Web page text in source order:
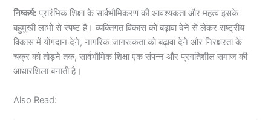
निष्कर्ष: प्रारंभिक शिक्षा के सार्वभौमिकरण की आवश्यकता और महत्व इसके
बहुमुखी लाभों से स्पष्ट है। व्यक्तिगत विकास को बढ़ावा देने से लेकर राष्ट्रीय
विकास में योगदान देने, नागरिक जागरूकता को बढ़ावा देने और निरक्षरता के
चक्र को तोड़ने तक, सार्वभौमिक शिक्षा एक संपन्न और प्रगतिशील समाज की
आधारशिला बनाती है।
Also Read: